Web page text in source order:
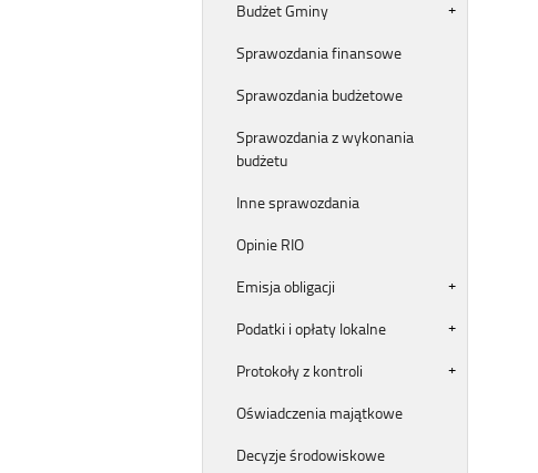
Budżet Gminy
Sprawozdania finansowe
Sprawozdania budżetowe
Sprawozdania z wykonania
budżetu
Inne sprawozdania
Opinie RIO
Emisja obligacji
Podatki i opłaty lokalne
Protokoły z kontroli
Oświadczenia majątkowe
Decyzje środowiskowe